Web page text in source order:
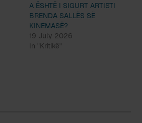
A ËSHTË I SIGURT ARTISTI
BRENDA SALLËS SË
KINEMASË?
19 July 2026
In "Kritikë"